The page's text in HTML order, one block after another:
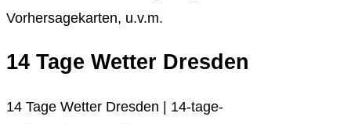
Vorhersagekarten, u.v.m.
14 Tage Wetter Dresden
14 Tage Wetter Dresden | 14-tage-